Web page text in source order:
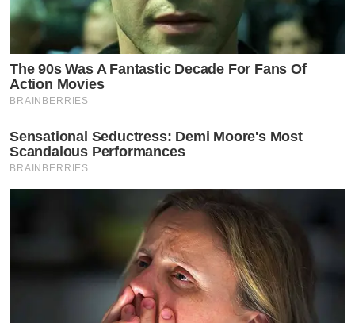
The 90s Was A Fantastic Decade For Fans Of
Action Movies
BRAINBERRIES
Sensational Seductress: Demi Moore's Most
Scandalous Performances
BRAINBERRIES